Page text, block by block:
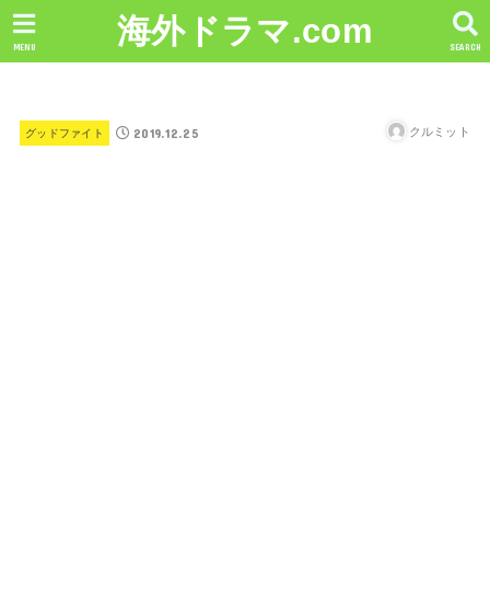
海外ドラマ.com SEARCH
MENU
グッドファイト 2019.12.25 クルミット